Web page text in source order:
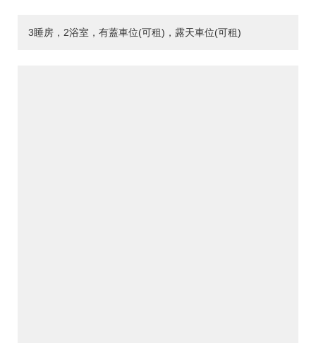
3睡房，2浴室，有蓋車位(可租)，露天車位(可租)